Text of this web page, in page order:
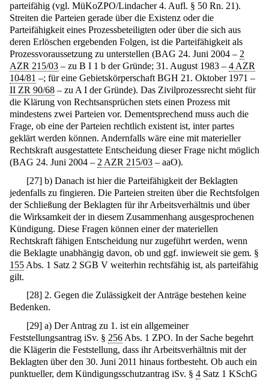
parteifähig (vgl. MüKoZPO/Lindacher 4. Aufl. § 50 Rn. 21).
Streiten die Parteien gerade über die Existenz oder die
Parteifähigkeit eines Prozessbeteiligten oder über die sich aus
deren Erlöschen ergebenden Folgen, ist die Parteifähigkeit als
Prozessvoraussetzung zu unterstellen (BAG 24. Juni 2004 – 2
AZR 215/03 – zu B I 1 b der Gründe; 31. August 1983 – 4 AZR
104/81 –; für eine Gebietskörperschaft BGH 21. Oktober 1971 –
II ZR 90/68 – zu A I der Gründe). Das Zivilprozessrecht sieht für
die Klärung von Rechtsansprüchen stets einen Prozess mit
mindestens zwei Parteien vor. Dementsprechend muss auch die
Frage, ob eine der Parteien rechtlich existent ist, inter partes
geklärt werden können. Andernfalls wäre eine mit materieller
Rechtskraft ausgestattete Entscheidung dieser Frage nicht möglich
(BAG 24. Juni 2004 – 2 AZR 215/03 – aaO).
[27] b) Danach ist hier die Parteifähigkeit der Beklagten
jedenfalls zu fingieren. Die Parteien streiten über die Rechtsfolgen
der Schließung der Beklagten für ihr Arbeitsverhältnis und über
die Wirksamkeit der in diesem Zusammenhang ausgesprochenen
Kündigung. Diese Fragen können einer der materiellen
Rechtskraft fähigen Entscheidung nur zugeführt werden, wenn
die Beklagte unabhängig davon, ob und ggf. inwieweit sie gem. §
155 Abs. 1 Satz 2 SGB V weiterhin rechtsfähig ist, als parteifähig
gilt.
[28] 2. Gegen die Zulässigkeit der Anträge bestehen keine
Bedenken.
[29] a) Der Antrag zu 1. ist ein allgemeiner
Feststellungsantrag iSv. § 256 Abs. 1 ZPO. In der Sache begehrt
die Klägerin die Feststellung, dass ihr Arbeitsverhältnis mit der
Beklagten über den 30. Juni 2011 hinaus fortbesteht. Ob auch ein
punktueller, dem Kündigungsschutzantrag iSv. § 4 Satz 1 KSchG